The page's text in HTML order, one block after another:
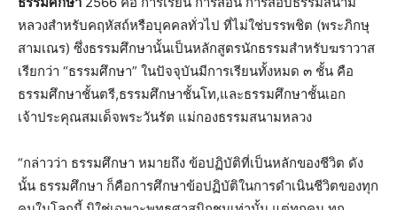
หลวงสำหรับคฤหัสถ์หรือบุคคลทั่วไป ที่ไม่ใช่บรรพชิต (พระภิกษุ
สามเณร) ซึ่งธรรมศึกษานั้นเป็นหลักสูตรนักธรรมสำหรับฆราวาส
เรียกว่า “ธรรมศึกษา” ในปัจจุบันมีการเรียนทั้งหมด ๓ ชั้น คือ
ธรรมศึกษาชั้นตรี,ธรรมศึกษาชั้นโท,และธรรมศึกษาชั้นเอก
เจ้าประคุณสมเด็จพระวันรัต แม่กองธรรมสนามหลวง
“กล่าวว่า ธรรมศึกษา หมายถึง ข้อปฏิบัติที่เป็นหลักของชีวิต ดัง
นั้น ธรรมศึกษา ก็คือการศึกษาข้อปฏิบัติในการดำเนินชีวิตของทุก